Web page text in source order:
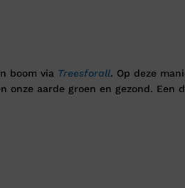
boom via Treesforall. Op deze
aarde groen en gezond. Een